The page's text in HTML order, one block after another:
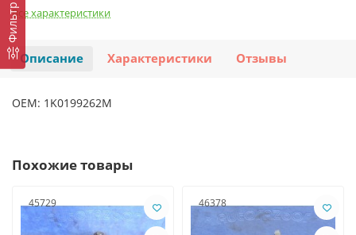
Фильтр
Все характеристики
Описание Характеристики Отзывы
OEM: 1K0199262M
Похожие товары
45729 46378